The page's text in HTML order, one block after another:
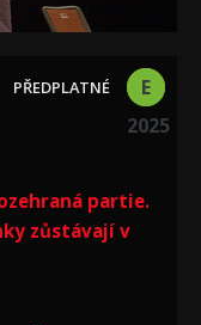
partie.
zůstávají v
E
2025